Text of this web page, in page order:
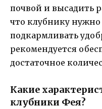
почвой и высадить
что клубнику нужно
подкармливать
рекомендуется
достаточное
Какие
клубники Фея?